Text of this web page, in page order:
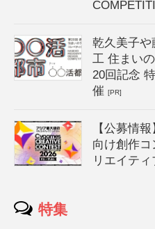
乾久美子や
工 住まい
20回記念
催[PR]
【公募情
向け創作コ
リエイテ
特集